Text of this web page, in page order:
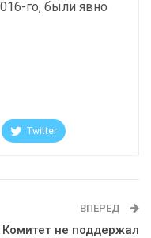
го, были явно
Twitter
ВПЕРЕД
Комитет не поддержал